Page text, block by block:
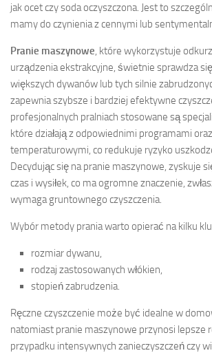
jak ocet czy soda oczyszczona. Jest to
mamy do czynienia z cennymi lub
Pranie maszynowe , które wykorzystuje
urządzenia ekstrakcyjne, świetnie sprawdza
większych dywanów lub tych silnie
zapewnia szybsze i bardziej efektywne
profesjonalnych pralniach stosowane są
które działają z odpowiednimi programami
temperaturowymi, co redukuje ryzyko
Decydując się na pranie maszynowe, zyskuje
czas i wysiłek, co ma ogromne znaczenie,
wymaga gruntownego czyszczenia.
Wybór metody prania warto opierać na kilku
rozmiar dywanu,
rodzaj zastosowanych włókien,
stopień zabrudzenia.
Ręczne czyszczenie może być idealne w
natomiast pranie maszynowe przynosi lepsze
przypadku intensywnych zanieczyszczeń czy